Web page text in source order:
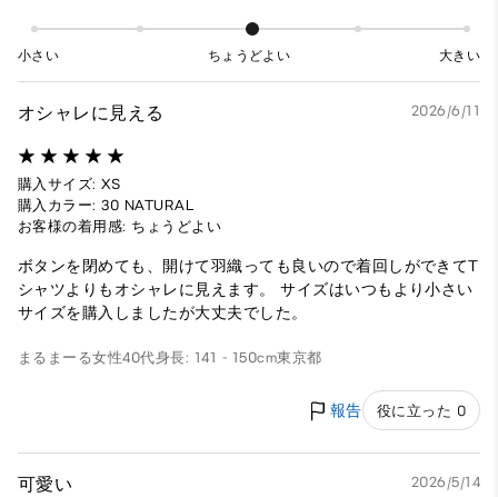
小さい ちょうどよい 大きい
オシャレに見える 2026/6/11
購入サイズ: XS
購入カラー: 30 NATURAL
お客様の着用感: ちょうどよい
ボタンを閉めても、開けて羽織っても良いので着回しができてT
シャツよりもオシャレに見えます。 サイズはいつもより小さい
サイズを購入しましたが大丈夫でした。
まるまーる女性40代身長: 141 - 150cm東京都
報告 役に立った 0
可愛い 2026/5/14